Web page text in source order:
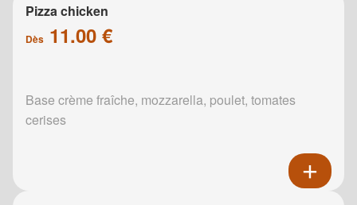
Pizza chicken
Dès 11.00 €
Base crème fraîche, mozzarella, poulet, tomates
cerises